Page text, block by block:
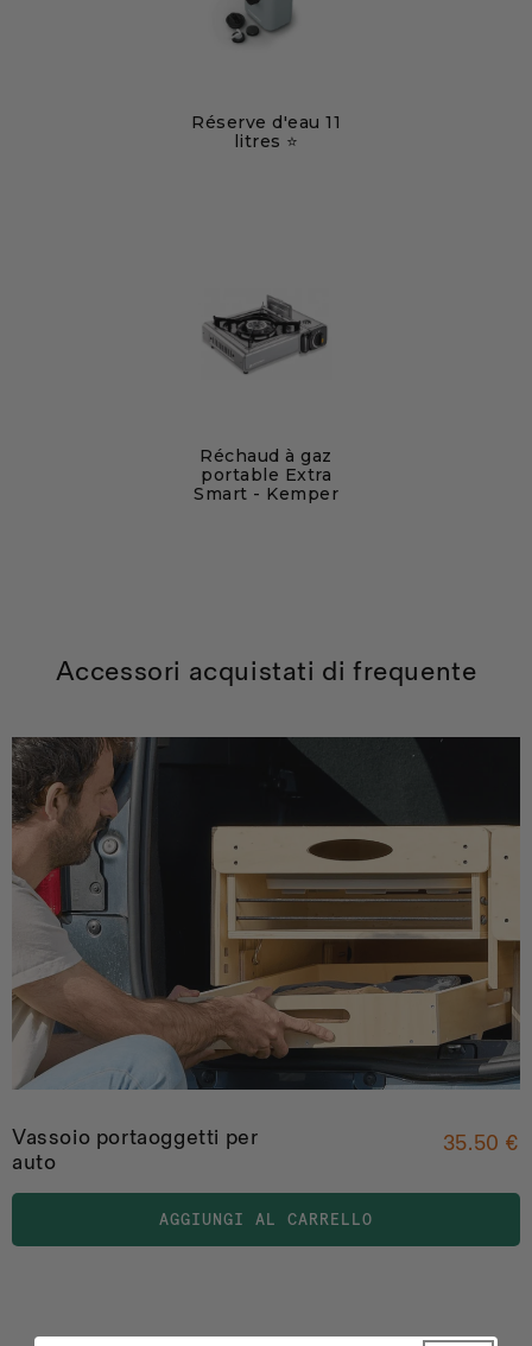
Réserve d'eau 11
litres ⭐️
Réchaud à gaz
portable Extra
Smart - Kemper
Accessori acquistati di frequente
Vassoio portaoggetti per
auto
35.50 €
AGGIUNGI AL CARRELLO